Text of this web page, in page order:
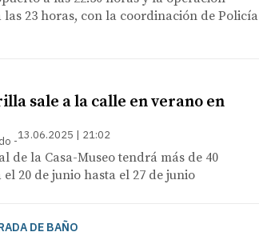
las 23 horas, con la coordinación de Policía
sale a la calle en verano en
13.06.2025 | 21:02
de la Casa-Museo tendrá más de 40
20 de junio hasta el 27 de junio
DE BAÑO